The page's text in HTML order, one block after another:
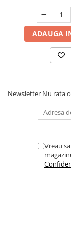
ADAUGA
Newsletter Nu rata
Vreau